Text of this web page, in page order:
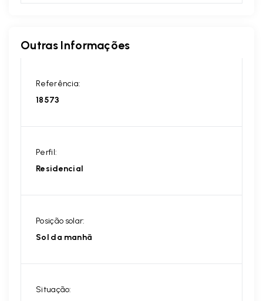
Outras Informações
Referência:
18573
Perfil:
Residencial
Posição solar:
Sol da manhã
Situação: